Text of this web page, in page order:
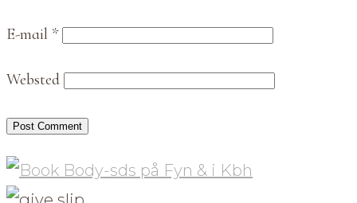
E-mail *
Websted